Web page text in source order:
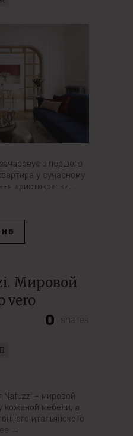
зачаровує з першого
у сучасному
аристократки,
Мировой
vero
0 shares
Natuzzi – мировой
кожаной мебели, а
итальянского
→